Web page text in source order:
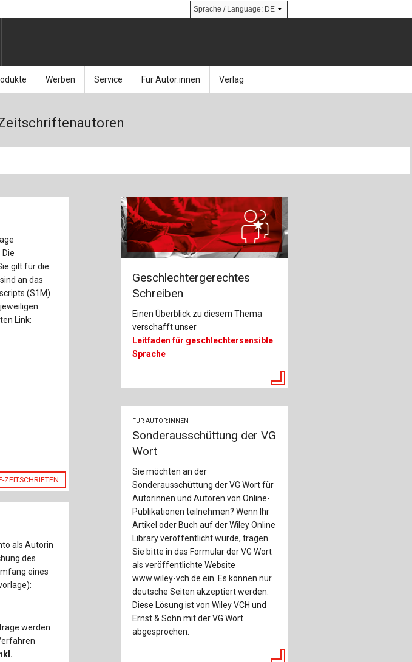
Ingenieurbau
Mauerwerkbau
Sachbuch
Tunnelbau
Verbundbau
/ Kalenderrecherche
Werben Service
Wiley Online Library
Für Autor:innen Verlag
Ingenieurbaupreis
Studentenförderung
gilt für die
an das
(S1M)
Link:
ZEITSCHRIFTEN
als Autorin
des
eines
werden
Geschlechtergerechtes
Schreiben
Einen Überblick zu diesem Thema
verschafft unser
Leitfaden für geschlechtersensible
Sprache
FÜR AUTOR:INNEN
Sonderausschüttung der VG
Wort
Sie möchten an der
Sonderausschüttung der VG Wort für
Autorinnen und Autoren von Online-
Publikationen teilnehmen? Wenn Ihr
Artikel oder Buch auf der Wiley Online
Library veröffentlicht wurde, tragen
Sie bitte in das Formular der VG Wort
als veröffentlichte Website
www.wiley-vch.de ein. Es können nur
deutsche Seiten akzeptiert werden.
Diese Lösung ist von Wiley VCH und
Ernst & Sohn mit der VG Wort
abgesprochen.